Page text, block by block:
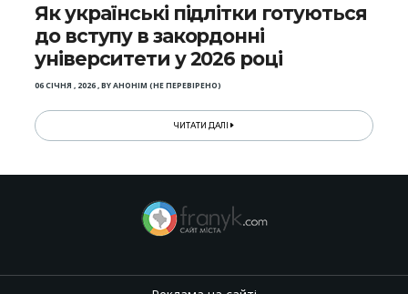
Як українські підлітки готуються
до вступу в закордонні
університети у 2026 році
06 СІЧНЯ , 2026,BYАНОНІМ (НЕ ПЕРЕВІРЕНО)
ЧИТАТИ ДАЛІ